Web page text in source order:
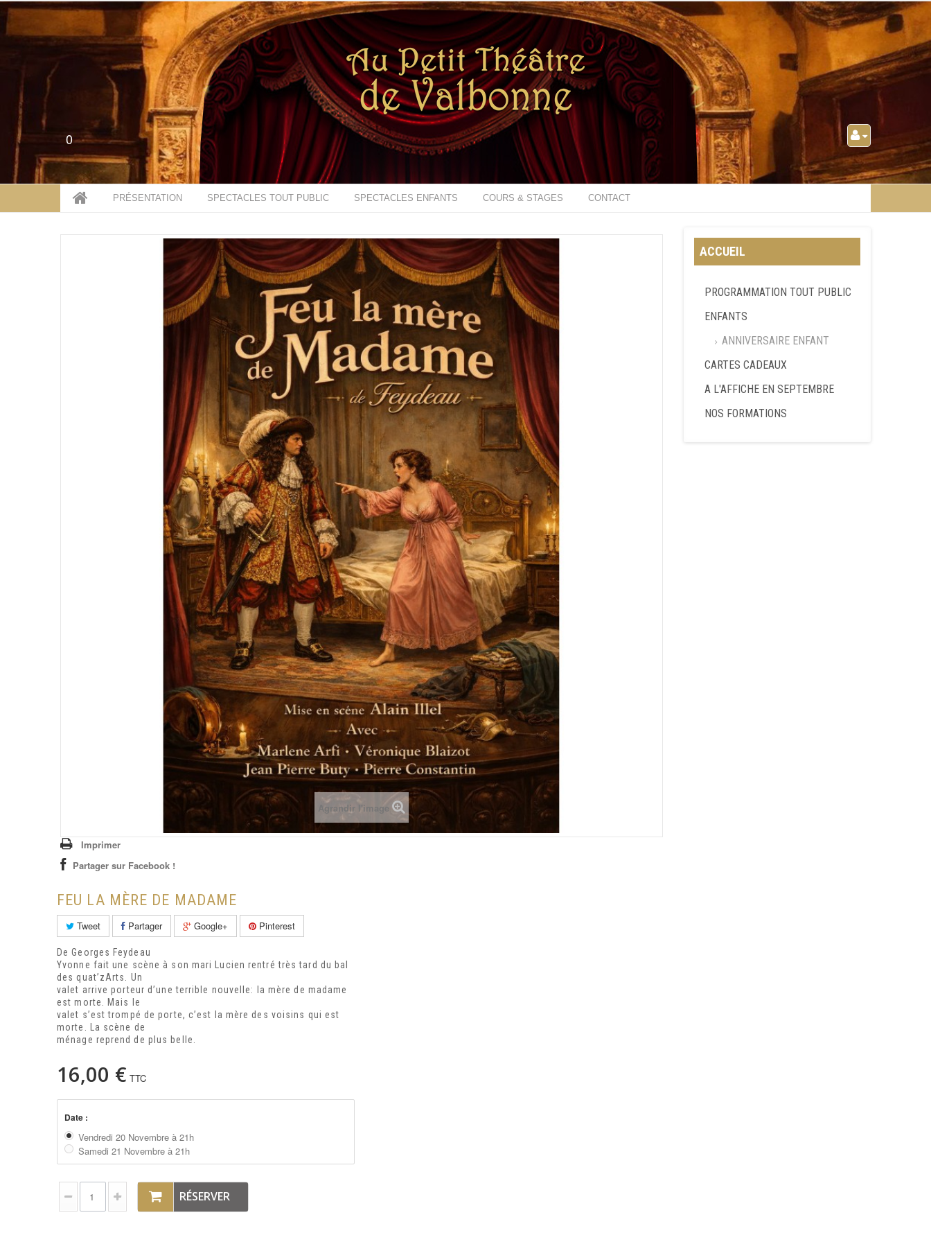
0
PRÉSENTATION SPECTACLES TOUT PUBLIC SPECTACLES ENFANTS COURS & STAGES CONTACT
Agrandir l'image
Imprimer
Partager sur Facebook !
FEU LA MÈRE DE MADAME
Tweet Partager Google+ Pinterest
De Georges Feydeau
Yvonne fait une scène à son mari Lucien rentré très tard du bal
des quat’zArts. Un
valet arrive porteur d’une terrible nouvelle: la mère de madame
est morte. Mais le
valet s’est trompé de porte, c’est la mère des voisins qui est
morte. La scène de
ménage reprend de plus belle.
16,00 € TTC
Date :
Vendredi 20 Novembre à 21h
Samedi 21 Novembre à 21h
RÉSERVER
ACCUEIL
PROGRAMMATION TOUT PUBLIC
ENFANTS
ANNIVERSAIRE ENFANT
CARTES CADEAUX
A L'AFFICHE EN SEPTEMBRE
NOS FORMATIONS